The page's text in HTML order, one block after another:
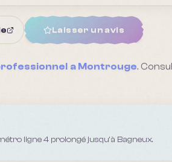
Laisser un avis
a Montrouge.
ligne 4 prolongé jusqu'à Bagneux.